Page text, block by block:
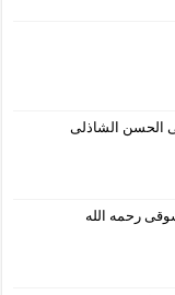
الحسن الشاذلى
رحمه الله